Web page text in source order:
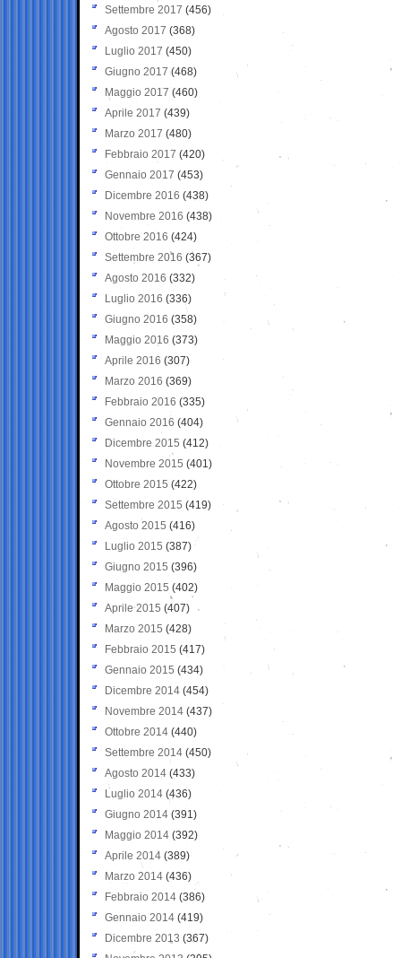
Settembre 2017 (456)
Agosto 2017 (368)
Luglio 2017 (450)
Giugno 2017 (468)
Maggio 2017 (460)
Aprile 2017 (439)
Marzo 2017 (480)
Febbraio 2017 (420)
Gennaio 2017 (453)
Dicembre 2016 (438)
Novembre 2016 (438)
Ottobre 2016 (424)
Settembre 2016 (367)
Agosto 2016 (332)
Luglio 2016 (336)
Giugno 2016 (358)
Maggio 2016 (373)
Aprile 2016 (307)
Marzo 2016 (369)
Febbraio 2016 (335)
Gennaio 2016 (404)
Dicembre 2015 (412)
Novembre 2015 (401)
Ottobre 2015 (422)
Settembre 2015 (419)
Agosto 2015 (416)
Luglio 2015 (387)
Giugno 2015 (396)
Maggio 2015 (402)
Aprile 2015 (407)
Marzo 2015 (428)
Febbraio 2015 (417)
Gennaio 2015 (434)
Dicembre 2014 (454)
Novembre 2014 (437)
Ottobre 2014 (440)
Settembre 2014 (450)
Agosto 2014 (433)
Luglio 2014 (436)
Giugno 2014 (391)
Maggio 2014 (392)
Aprile 2014 (389)
Marzo 2014 (436)
Febbraio 2014 (386)
Gennaio 2014 (419)
Dicembre 2013 (367)